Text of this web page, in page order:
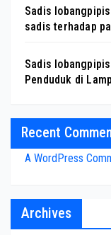
Sadis
sadis terhadap
Sadis
Penduduk di
Recent
A WordPress
Archives